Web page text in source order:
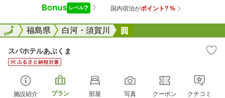
全国福島県 白河・須賀川
全国
スパホテルあぶくま
施設紹介 プラン 部屋 写真 クーポン クチコミ